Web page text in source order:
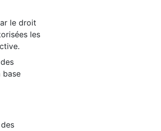
le droit
les
base